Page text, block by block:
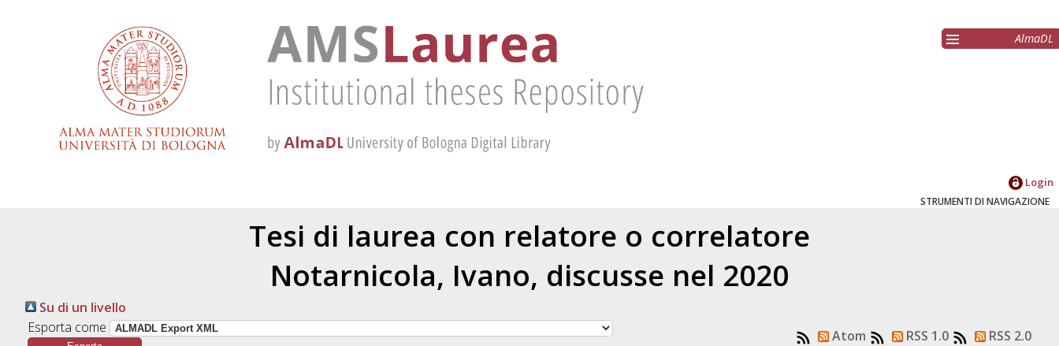
AlmaDL
Login
STRUMENTI DI NAVIGAZIONE
Tesi di laurea con relatore o correlatore
Notarnicola, Ivano, discusse nel 2020
Su di un livello
Esporta come
Atom RSS 1.0 RSS 2.0